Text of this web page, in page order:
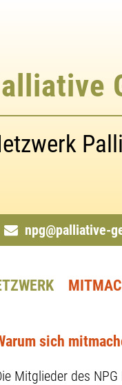
npg@palliative-
sich
Mitglieder des